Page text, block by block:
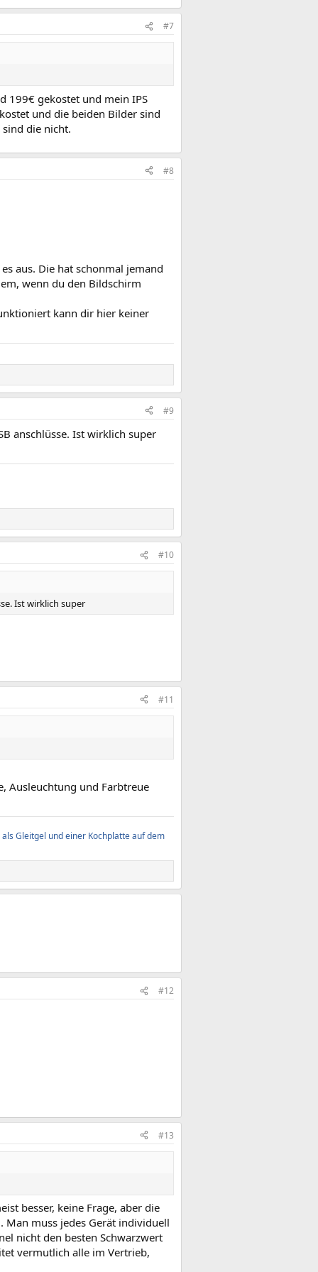
#7
199€ gekostet und mein IPS
und die beiden Bilder sind
die nicht.
#8
aus. Die hat schonmal jemand
wenn du den Bildschirm
kann dir hier keiner
#9
anschlüsse. Ist wirklich super
#10
Ist wirklich super
#11
Ausleuchtung und Farbtreue
Gleitgel und einer Kochplatte auf dem
#12
#13
besser, keine Frage, aber die
muss jedes Gerät individuell
nicht den besten Schwarzwert
vermutlich alle im Vertrieb,